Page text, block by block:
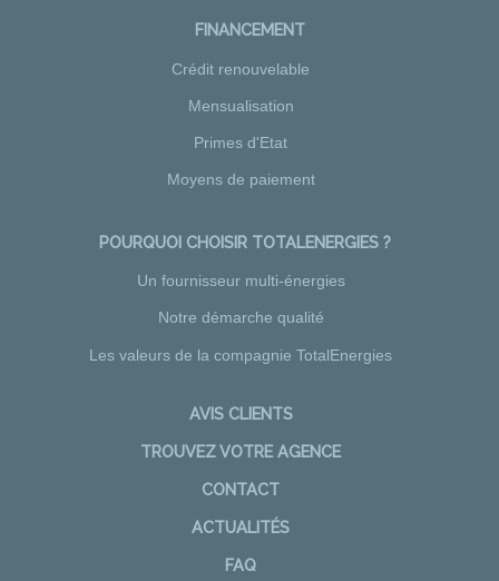
FINANCEMENT
Crédit renouvelable
Mensualisation
Primes d'Etat
Moyens de paiement
POURQUOI CHOISIR TOTALENERGIES ?
Un fournisseur multi-énergies
Notre démarche qualité
Les valeurs de la compagnie TotalEnergies
AVIS CLIENTS
TROUVEZ VOTRE AGENCE
CONTACT
ACTUALITÉS
FAQ